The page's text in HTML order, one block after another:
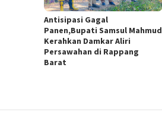
Antisipasi Gagal
Panen,Bupati Samsul Mahmud
Kerahkan Damkar Aliri
Persawahan di Rappang
Barat